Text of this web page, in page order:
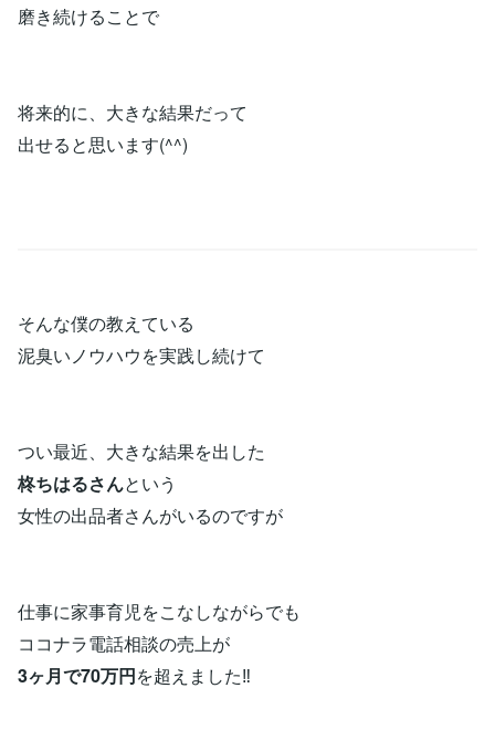
磨き続けることで
将来的に、大きな結果だって
出せると思います(^^)
そんな僕の教えている
泥臭いノウハウを実践し続けて
つい最近、大きな結果を出した
柊ちはるさんという
女性の出品者さんがいるのですが
仕事に家事育児をこなしながらでも
ココナラ電話相談の売上が
3ヶ月で70万円を超えました‼